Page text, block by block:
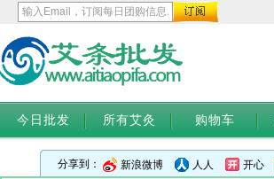
今日批发 所有艾灸 购物车
分享到： 新浪微博 人人 开心